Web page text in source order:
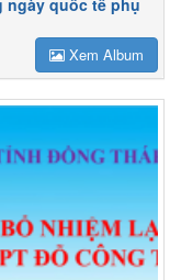
ngày quốc tế phụ
Xem Album